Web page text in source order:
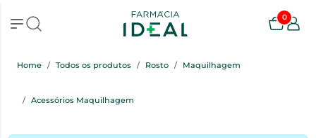
0
Home Todos os produtos Rosto Maquilhagem
Acessórios Maquilhagem